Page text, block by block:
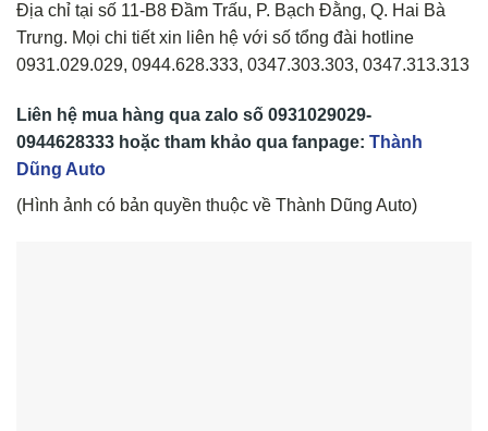
Địa chỉ tại số 11-B8 Đầm Trấu, P. Bạch Đằng, Q. Hai Bà
Trưng. Mọi chi tiết xin liên hệ với số tổng đài hotline
0931.029.029, 0944.628.333, 0347.303.303, 0347.313.313
Liên hệ mua hàng qua zalo số 0931029029-
0944628333 hoặc tham khảo qua fanpage: Thành
Dũng Auto
(Hình ảnh có bản quyền thuộc về Thành Dũng Auto)